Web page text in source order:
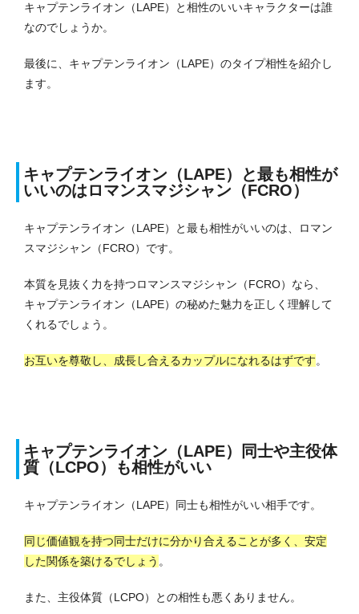
キャプテンライオン（LAPE）と相性のいいキャラクターは誰
なのでしょうか。
最後に、キャプテンライオン（LAPE）のタイプ相性を紹介し
ます。
キャプテンライオン（LAPE）と最も相性が
いいのはロマンスマジシャン（FCRO）
キャプテンライオン（LAPE）と最も相性がいいのは、ロマン
スマジシャン（FCRO）です。
本質を見抜く力を持つロマンスマジシャン（FCRO）なら、
キャプテンライオン（LAPE）の秘めた魅力を正しく理解して
くれるでしょう。
お互いを尊敬し、成長し合えるカップルになれるはずです。
キャプテンライオン（LAPE）同士や主役体
質（LCPO）も相性がいい
キャプテンライオン（LAPE）同士も相性がいい相手です。
同じ価値観を持つ同士だけに分かり合えることが多く、安定
した関係を築けるでしょう 。
また、主役体質（LCPO）との相性も悪くありません。